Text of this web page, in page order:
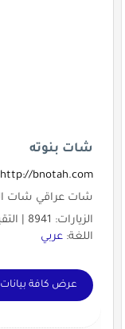
شات بنوته
http://bnotah.com
شات عراقي شات
الزيارات: 8941 | التقييم: 0 | المقيّمين: 0 | الدولة:
اللغة: عربي
عرض كافة بيانات